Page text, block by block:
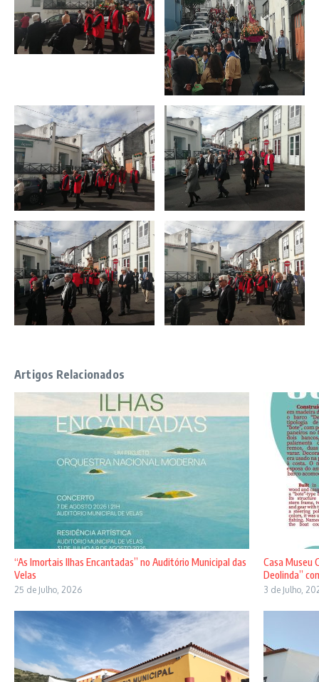
Artigos Relacionados
“As Imortais Ilhas Encantadas” no Auditório Municipal das
Velas
25 de Julho, 2026
Casa Museu
Deolinda”
3 de Julho,